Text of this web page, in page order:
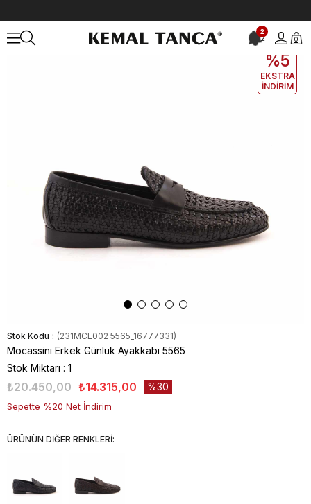
2
2 0
EKLE5
%5
EKSTRA
İNDİRİM
Stok Kodu (231MCE002 5565_16777331)
Mocassini Erkek Günlük Ayakkabı 5565
Stok Miktarı : 1
₺20.450,00 ₺14.315,00 30
Sepette %20 Net İndirim
ÜRÜNÜN DİĞER RENKLERİ: